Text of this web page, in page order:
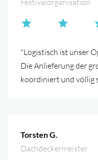
Festivalorganisation
"Logistisch ist unser
Die Anlieferung der
koordiniert und völlig
Torsten G.
Dachdeckermeister